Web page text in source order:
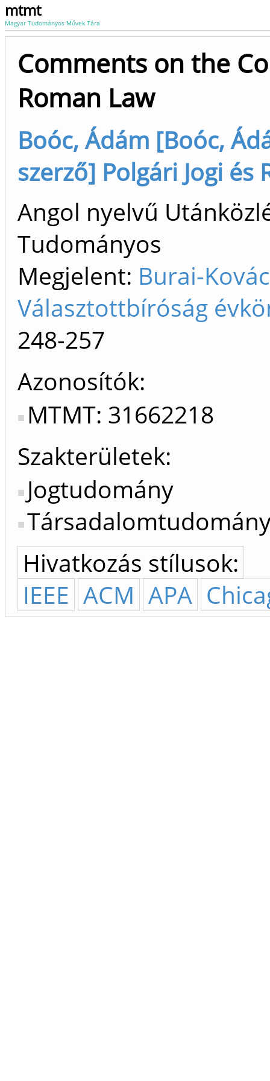
mtmt
Magyar Tudományos Művek Tára
Comments on the
Roman Law
Boóc, Ádám [Boóc,
szerző] Polgári Jogi és
Angol nyelvű
Tudományos
Megjelent: Burai-
Választottbíróság
248-257
Azonosítók
MTMT: 31662218
Szakterületek:
Jogtudomány
Hivatkozás stílusok:
IEEE ACM APA